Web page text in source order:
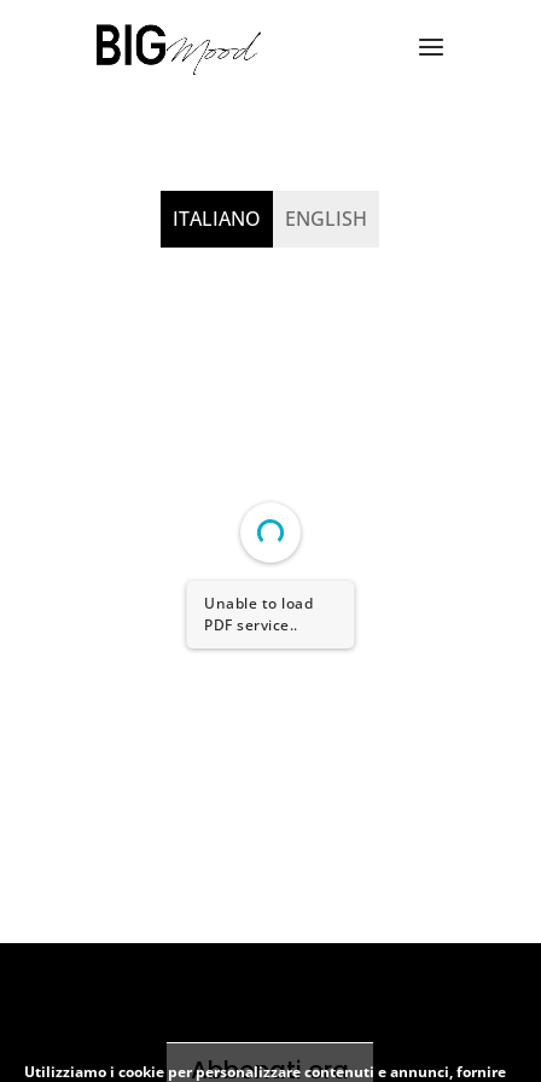
ITALIANO ENGLISH
Unable to load
PDF service..
Abbonati ora
Utilizziamo i cookie per personalizzare contenuti e annunci, fornire